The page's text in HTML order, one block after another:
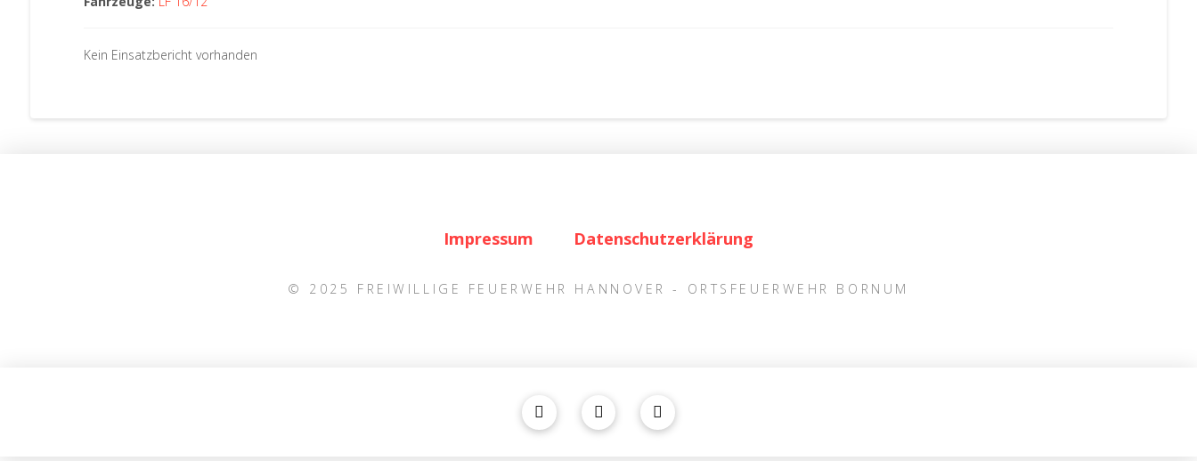
Kein Einsatzbericht vorhanden
Impressum Datenschutzerklärung
© 2025 FREIWILLIGE FEUERWEHR HANNOVER - ORTSFEUERWEHR BORNUM